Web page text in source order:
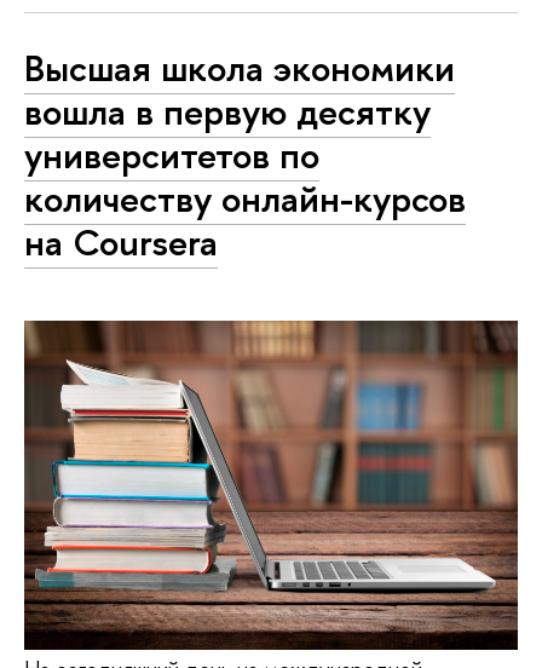
Высшая школа экономики
вошла в первую десятку
университетов по
количеству онлайн-курсов
на Coursera